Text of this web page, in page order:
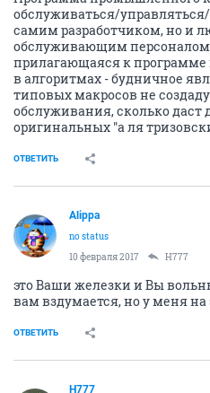
обслуживаться/
самим разработчиком, но и
обслуживающим
прилагающаяся к
в алгоритмах - будничное
типовых макросов не
обслуживания, сколько даст
оригинальных "а ля
ОТВЕТИТЬ
Alippa
no status
10 февраля 2017
H777
это Ваши железки и Вы
вам вздумается, но у меня
ОТВЕТИТЬ
H777